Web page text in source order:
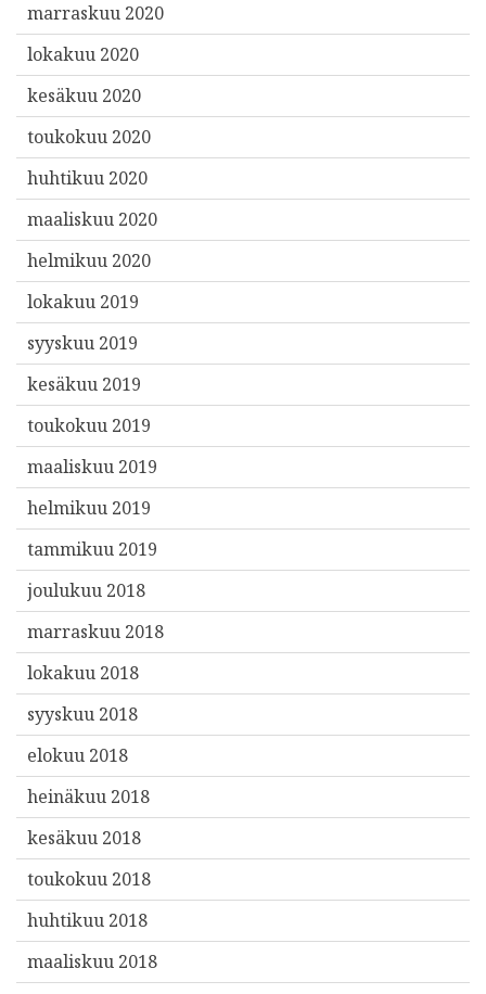
marraskuu 2020
lokakuu 2020
kesäkuu 2020
toukokuu 2020
huhtikuu 2020
maaliskuu 2020
helmikuu 2020
lokakuu 2019
syyskuu 2019
kesäkuu 2019
toukokuu 2019
maaliskuu 2019
helmikuu 2019
tammikuu 2019
joulukuu 2018
marraskuu 2018
lokakuu 2018
syyskuu 2018
elokuu 2018
heinäkuu 2018
kesäkuu 2018
toukokuu 2018
huhtikuu 2018
maaliskuu 2018